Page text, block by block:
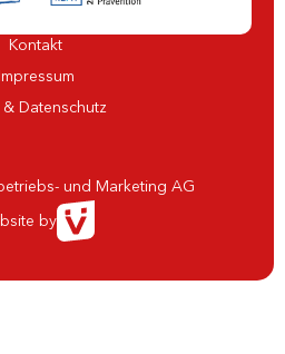
Kontakt
Impressum
Datenschutz
und Marketing AG
by